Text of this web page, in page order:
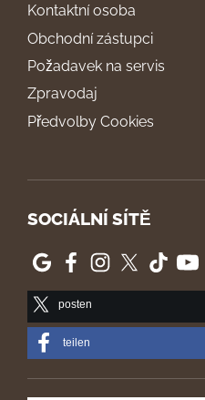
Kontaktní osoba
Obchodní zástupci
Požadavek na servis
Zpravodaj
Předvolby Cookies
SOCIÁLNÍ SÍTĚ
posten
teilen